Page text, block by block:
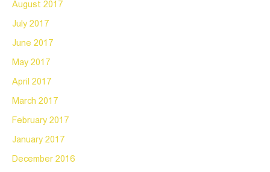
August 2017
July 2017
June 2017
May 2017
April 2017
March 2017
February 2017
January 2017
December 2016